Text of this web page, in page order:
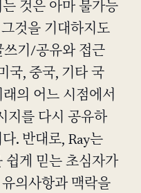
것은 아마 불가능
것을 기대하지도
쓰기/공유와 접근
국, 중국, 기타 국
의 어느 시점에서
지를 다시 공유하
. 반대로, Ray는
쉽게 믿는 초심자가
의사항과 맥락을